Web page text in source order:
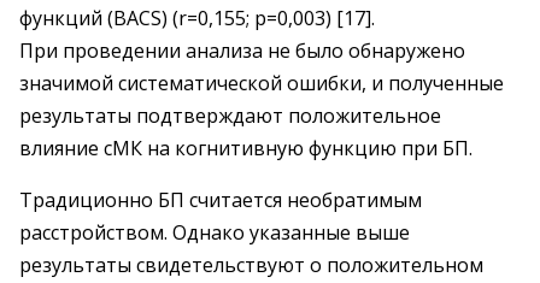
функций (BACS) (r=0,155; p=0,003) [17].
При проведении анализа не было обнаружено
значимой систематической ошибки, и полученные
результаты подтверждают положительное
влияние сМК на когнитивную функцию при БП.
Традиционно БП считается необратимым
расстройством. Однако указанные выше
результаты свидетельствуют о положительном